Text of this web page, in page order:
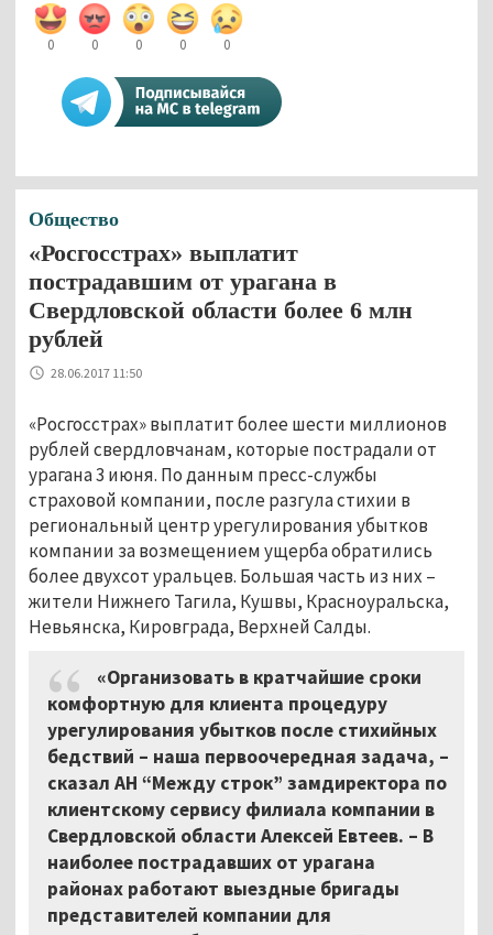
0 0 0 0 0
Общество
«Росгосстрах» выплатит
пострадавшим от урагана в
Свердловской области более 6 млн
рублей
28.06.2017 11:50
«Росгосстрах» выплатит более шести миллионов
рублей свердловчанам, которые пострадали от
урагана 3 июня. По данным пресс-службы
страховой компании, после разгула стихии в
региональный центр урегулирования убытков
компании за возмещением ущерба обратились
более двухсот уральцев. Большая часть из них –
жители Нижнего Тагила, Кушвы, Красноуральска,
Невьянска, Кировграда, Верхней Салды.
«Организовать в кратчайшие сроки
комфортную для клиента процедуру
урегулирования убытков после стихийных
бедствий – наша первоочередная задача, –
сказал АН “Между строк” замдиректора по
клиентскому сервису филиала компании в
Свердловской области Алексей Евтеев. – В
наиболее пострадавших от урагана
районах работают выездные бригады
представителей компании для